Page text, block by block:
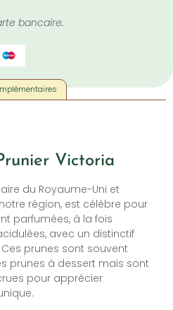
bancaire.
Victoria
du Royaume-Uni et
région, est célèbre pour
parfumées, à la fois
avec un distinctif
prunes sont souvent
prunes à dessert mais sont
pour apprécier